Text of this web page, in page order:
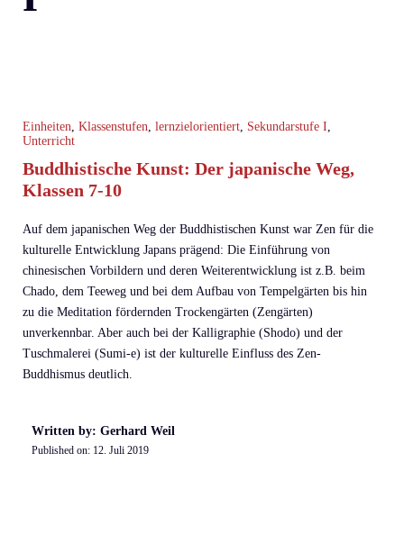
Einheiten, Klassenstufen, lernzielorientiert, Sekundarstufe I,
Unterricht
Buddhistische Kunst: Der japanische Weg,
Klassen 7-10
Auf dem japanischen Weg der Buddhistischen Kunst war Zen für die
kulturelle Entwicklung Japans prägend: Die Einführung von
chinesischen Vorbildern und deren Weiterentwicklung ist z.B. beim
Chado, dem Teeweg und bei dem Aufbau von Tempelgärten bis hin
zu die Meditation fördernden Trockengärten (Zengärten)
unverkennbar. Aber auch bei der Kalligraphie (Shodo) und der
Tuschmalerei (Sumi-e) ist der kulturelle Einfluss des Zen-
Buddhismus deutlich.
Written by: Gerhard Weil
Published on: 12. Juli 2019